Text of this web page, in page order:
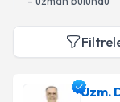
Uzm.